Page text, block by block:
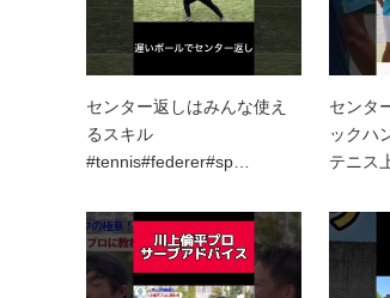
センター返しはみんな使え
るスキル
#tennis#federer#sp…
センタ
ックハ
テニス